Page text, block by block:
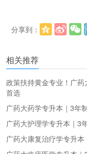
分享到：
相关推荐
政策扶持黄金专业！广
首选
广药大药学专升本｜3年
广药大护理学专升本｜3
广药大康复治疗学专升